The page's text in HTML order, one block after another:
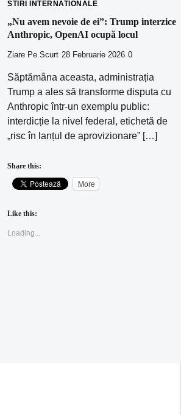
STIRI INTERNATIONALE
„Nu avem nevoie de ei”: Trump interzice
Anthropic, OpenAI ocupă locul
Ziare Pe Scurt 28 Februarie 2026 0
Săptămâna aceasta, administrația
Trump a ales să transforme disputa cu
Anthropic într-un exemplu public:
interdicție la nivel federal, etichetă de
„risc în lanțul de aprovizionare” […]
Share this:
More
Like this:
Loading...